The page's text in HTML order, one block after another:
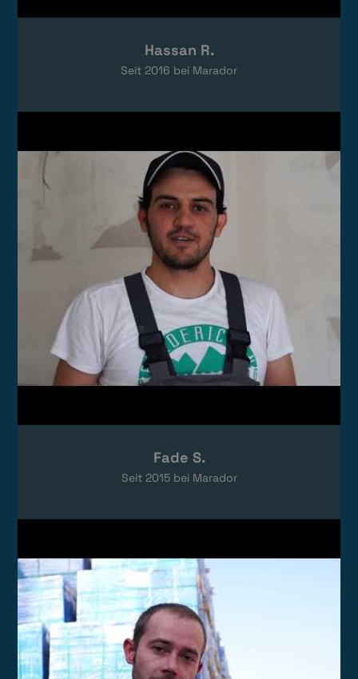
Das Video wird von YouTube eingebettet.
Datenschutzerklärungen
Hassan R.
Seit 2016 bei Marador
Das Video wird von YouTube eingebettet.
Es gelten die
Datenschutzerklärungen
Fade S.
Seit 2015bei Marador